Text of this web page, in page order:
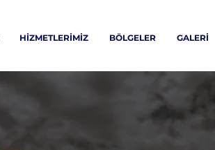
HİZMETLERİMİZ BÖLGELER GALERİ